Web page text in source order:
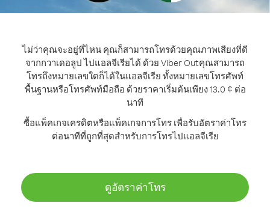
ไม่ว่าคุณจะอยู่ที่ไหน คุณก็สามารถโทรด้วยคุณภาพเสียงที่ดี
จากกวาเดอลูป ไปแอลจีเรียได้ ด้วย Viber Outคุณสามารถ
โทรถึงหมายเลขใดก็ได้ในแอลจีเรีย ทั้งหมายเลขโทรศัพท์
พื้นฐานหรือโทรศัพท์มือถือ ด้วยราคาเริ่มต้นเพียง 13.0 ¢ ต่อ
นาที
ซื้อแพ็คเกจเครดิตหรือแพ็คเกจการโทร เพื่อรับอัตราค่าโทร
ต่อนาทีที่ถูกที่สุดสำหรับการโทรไปแอลจีเรีย
ดูอัตราค่าโทร